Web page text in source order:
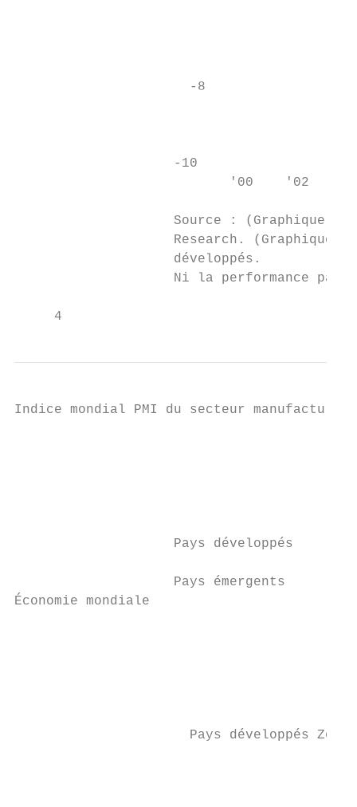
-8
-10
'00    '02
Source : (Graphique
Research. (Graphique
                    développés.
Ni la performance
     4
Indice mondial PMI du secteur
Pays développés
                    Pays émergents
Économie mondiale
Pays développés Zone